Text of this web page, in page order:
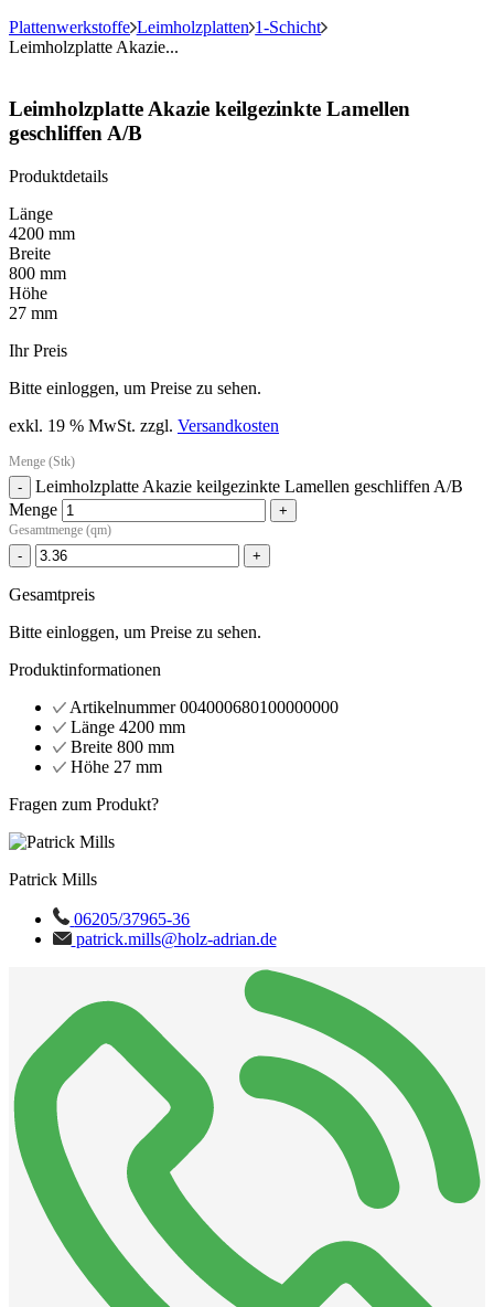
Plattenwerkstoffe Leimholzplatten 1-Schicht
Leimholzplatte Akazie...
Leimholzplatte Akazie keilgezinkte Lamellen
geschliffen A/B
Produktdetails
Länge
4200 mm
Breite
800 mm
Höhe
27 mm
Ihr Preis
Bitte einloggen, um Preise zu sehen.
exkl. 19 % MwSt. zzgl. Versandkosten
Menge (Stk)
-
Leimholzplatte Akazie keilgezinkte Lamellen geschliffen A/B
Menge
+
Gesamtmenge (qm)
- +
Gesamtpreis
Bitte einloggen, um Preise zu sehen.
Produktinformationen
Artikelnummer 004000680100000000
Länge 4200 mm
Breite 800 mm
Höhe 27 mm
Fragen zum Produkt?
Patrick Mills
06205/37965-36
patrick.mills@holz-adrian.de